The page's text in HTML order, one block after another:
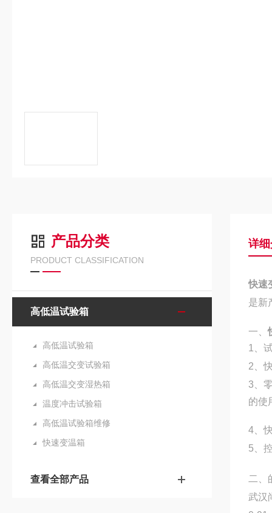
产品分类
PRODUCT CLASSIFICATION
高低温试验箱
高低温试验箱
高低温交变试验箱
高低温交变湿热箱
温度冲击试验箱
高低温试验箱维修
快速变温箱
查看全部产品
详
快速
是新
一、
1、
2、
3、
的使
4、
5、
二、
武汉